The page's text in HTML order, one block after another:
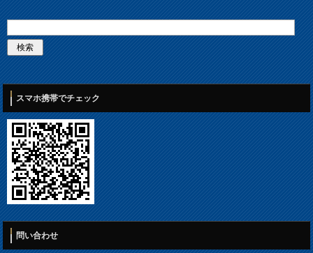
スマホ携帯でチェック
問い合わせ